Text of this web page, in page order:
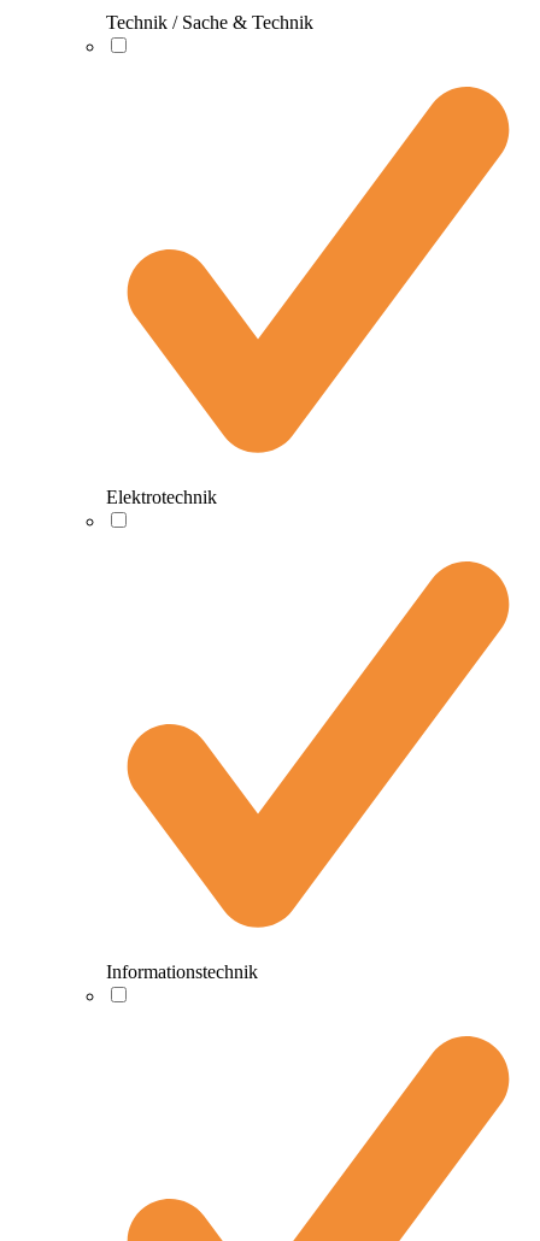
Technik / Sache & Technik
Elektrotechnik
Informationstechnik